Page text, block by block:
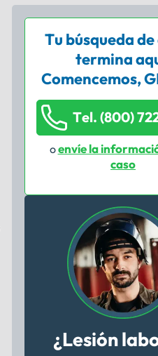
Tu búsqueda
termina
Comencemos,
Tel. (800)
oenvíe la
caso
¿Lesión